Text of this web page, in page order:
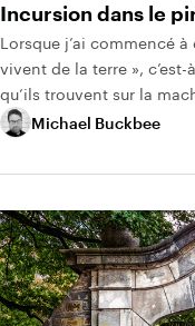
Incursion dans le
Lorsque j’ai commencé
vivent de la terre »,
qu’ils trouvent sur la
Michael Buckbee